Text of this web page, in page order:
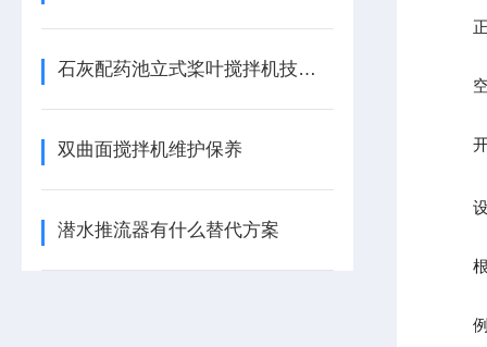
石灰配药池立式桨叶搅拌机技术描述
双曲面搅拌机维护保养
潜水推流器有什么替代方案
正
空
开机
设
根
例如